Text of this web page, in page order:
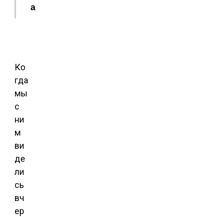
а
Ко
гда
мы
с
ни
м
ви
де
ли
сь
вч
ер